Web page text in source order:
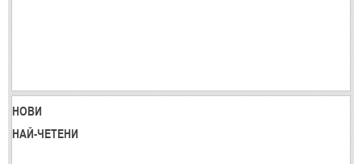
Любопитно (7)
НОВИ
НАЙ-ЧЕТЕНИ